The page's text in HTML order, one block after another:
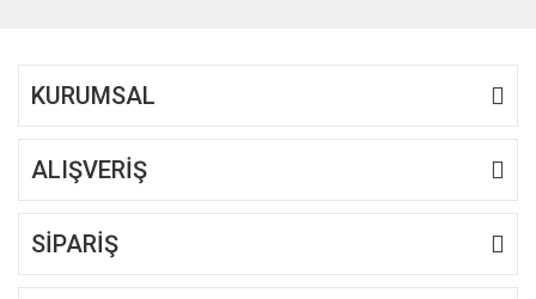
KURUMSAL
ALIŞVERİŞ
SİPARİŞ